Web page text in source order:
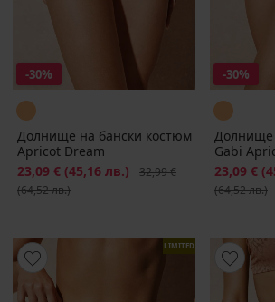
-30%
Долнище на бански костюм
Apricot Dream
Намаление
23,09 € (45,16 лв.) Първоначална цена
32,99 €
(64,52 лв.)
-30%
Долнище
Gabi
Намаление
23,09 €
(64,52 лв.)
LIMITED